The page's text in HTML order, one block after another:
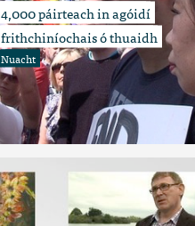
4,000 páirteach in agóidí
frithchiníochais ó thuaidh
Nuacht